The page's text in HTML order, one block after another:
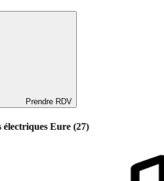
Prendre RDV
électriques Eure (27)